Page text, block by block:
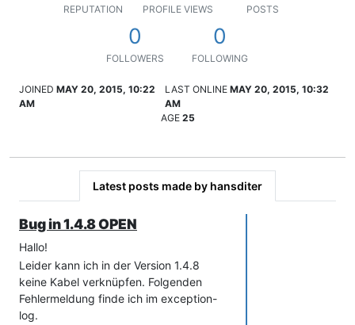
REPUTATION PROFILE VIEWS POSTS
0
FOLLOWERS
0
FOLLOWING
JOINED MAY 20, 2015, 10:22
AM
LAST ONLINE MAY 20, 2015, 10:32
AM
AGE 25
Latest posts made by hansditer
Bug in 1.4.8 OPEN
Hallo!
Leider kann ich in der Version 1.4.8
keine Kabel verknüpfen. Folgenden
Fehlermeldung finde ich im exception-
log.